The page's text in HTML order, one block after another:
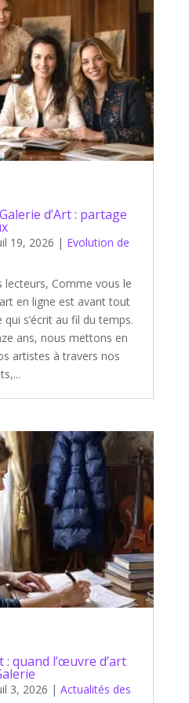
d’Art : partage
19, 2026 | Evolution de
lecteurs, Comme vous le
en ligne est avant tout
s’écrit au fil du temps.
ans, nous mettons en
artistes à travers nos
: quand l’œuvre d’art
3, 2026 | Actualités des